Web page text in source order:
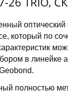
увел.
3230
оптический
который по
в линейке
полностью